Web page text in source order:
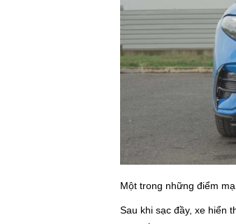
Một trong những điểm
Sau khi sạc đầy, xe hiển